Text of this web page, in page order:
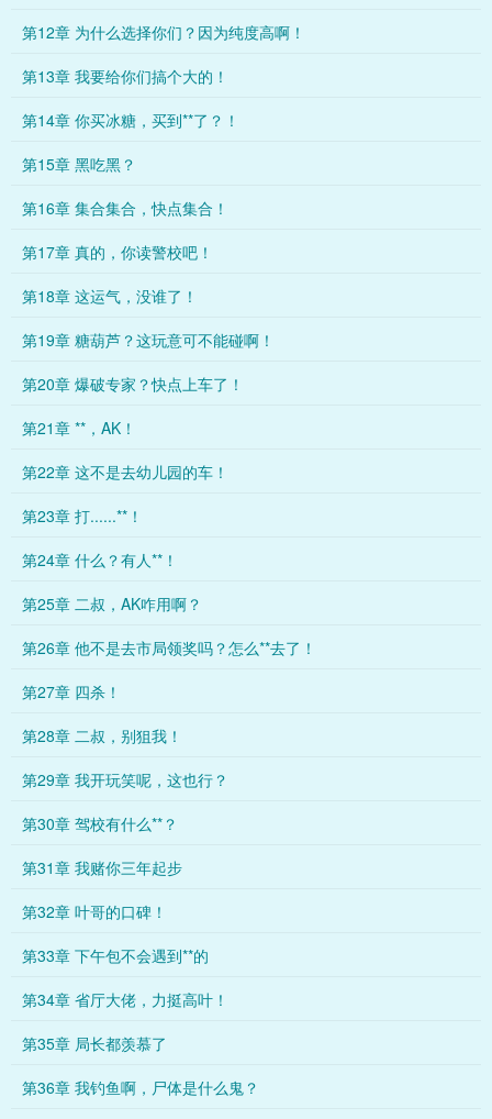
第12章 为什么选择你们？因为纯度高啊！
第13章 我要给你们搞个大的！
第14章 你买冰糖，买到**了？！
第15章 黑吃黑？
第16章 集合集合，快点集合！
第17章 真的，你读警校吧！
第18章 这运气，没谁了！
第19章 糖葫芦？这玩意可不能碰啊！
第20章 爆破专家？快点上车了！
第21章 **，AK！
第22章 这不是去幼儿园的车！
第23章 打......**！
第24章 什么？有人**！
第25章 二叔，AK咋用啊？
第26章 他不是去市局领奖吗？怎么**去了！
第27章 四杀！
第28章 二叔，别狙我！
第29章 我开玩笑呢，这也行？
第30章 驾校有什么**？
第31章 我赌你三年起步
第32章 叶哥的口碑！
第33章 下午包不会遇到**的
第34章 省厅大佬，力挺高叶！
第35章 局长都羡慕了
第36章 我钓鱼啊，尸体是什么鬼？